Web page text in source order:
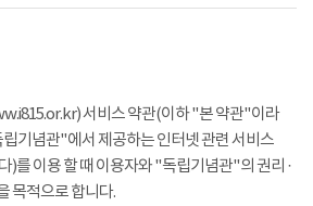
서비스 약관(이하 "본 약관"이라
기념관"에서 제공하는 인터넷 관련 서비스
)를 이용 할 때 이용자와 "독립기념관"의 권리 ·
목적으로 합니다.